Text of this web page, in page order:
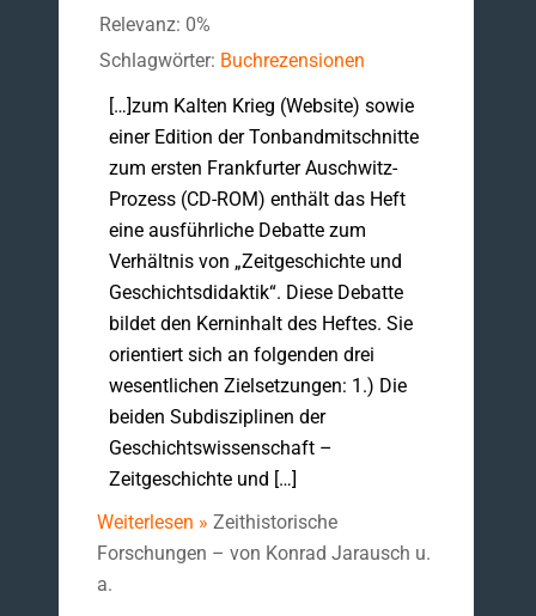
Relevanz: 0%
Schlagwörter: Buchrezensionen
[…]zum Kalten Krieg (Website) sowie
einer Edition der Tonbandmitschnitte
zum ersten Frankfurter Auschwitz-
Prozess (CD-ROM) enthält das Heft
eine ausführliche Debatte zum
Verhältnis von „Zeitgeschichte und
Geschichtsdidaktik“. Diese Debatte
bildet den Kerninhalt des Heftes. Sie
orientiert sich an folgenden drei
wesentlichen Zielsetzungen: 1.) Die
beiden Subdisziplinen der
Geschichtswissenschaft –
Zeitgeschichte und […]
Weiterlesen » Zeithistorische
Forschungen – von Konrad Jarausch u.
a.